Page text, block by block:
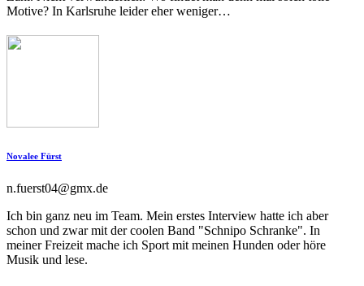
Motive? In Karlsruhe leider eher weniger…
Novalee Fürst
n.fuerst04@gmx.de
Ich bin ganz neu im Team. Mein erstes Interview hatte ich aber
schon und zwar mit der coolen Band "Schnipo Schranke". In
meiner Freizeit mache ich Sport mit meinen Hunden oder höre
Musik und lese.